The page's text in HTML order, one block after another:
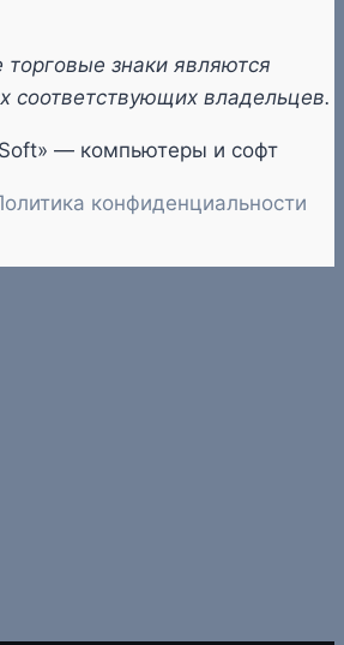
знаки являются
соответствующих владельцев.
— компьютеры и софт
конфиденциальности